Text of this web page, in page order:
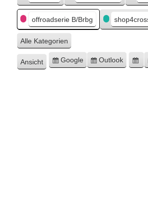
offroadserie B/Brbg
Alle Kategorien
Ansicht ausdrucken
Eintragen
Google
Eintragen
Outlook